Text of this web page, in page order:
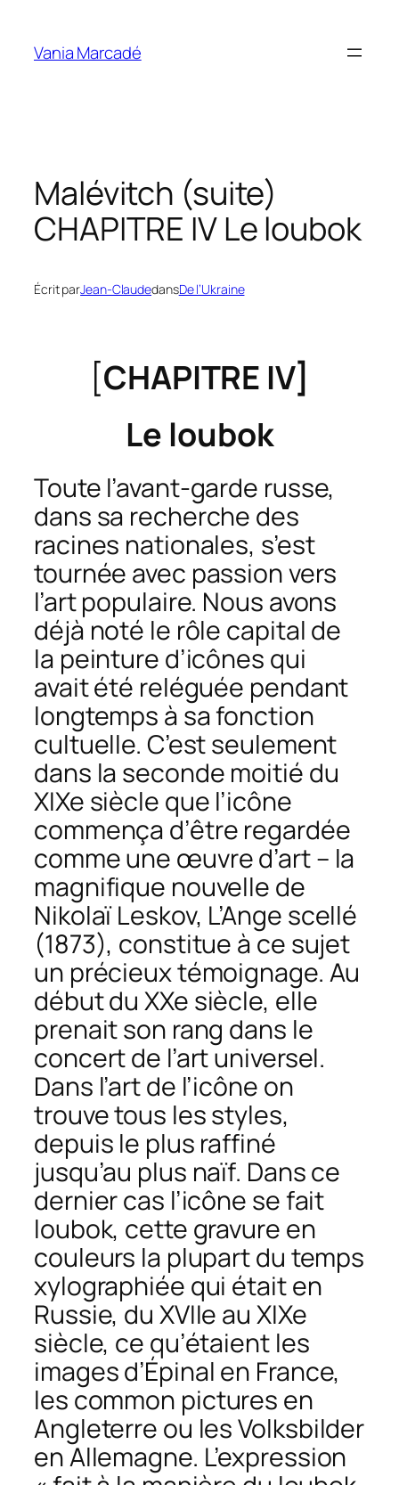
contenu
Vania Marcadé
Malévitch (suite)
CHAPITRE IV Le loubok
Écrit parJean-ClaudedansDe l’Ukraine
[CHAPITRE IV]
Le loubok
Toute l’avant-garde russe,
dans sa recherche des
racines nationales, s’est
tournée avec passion vers
l’art populaire. Nous avons
déjà noté le rôle capital de
la peinture d’icônes qui
avait été reléguée pendant
longtemps à sa fonction
cultuelle. C’est seulement
dans la seconde moitié du
XIXe siècle que l’icône
commença d’être regardée
comme une œuvre d’art – la
magnifique nouvelle de
Nikolaï Leskov, L’Ange scellé
(1873), constitue à ce sujet
un précieux témoignage. Au
début du XXe siècle, elle
prenait son rang dans le
concert de l’art universel.
Dans l’art de l’icône on
trouve tous les styles,
depuis le plus raffiné
jusqu’au plus naïf. Dans ce
dernier cas l’icône se fait
loubok, cette gravure en
couleurs la plupart du temps
xylographiée qui était en
Russie, du XVIIe au XIXe
siècle, ce qu’étaient les
images d’Épinal en France,
les common pictures en
Angleterre ou lesVolksbilder
en Allemagne. L’expression